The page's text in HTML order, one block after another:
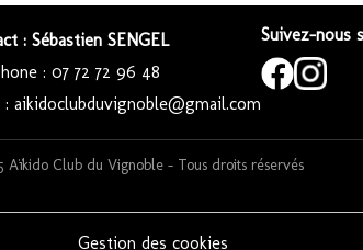
: Sébastien SENGEL
: 07 72 72 96 48
: aikidoclubduvignoble@gmail.com
Suivez-nous
Aïkido Club du Vignoble – Tous droits réservés
Gestion des cookies